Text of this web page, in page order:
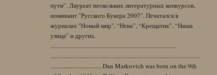
пути”. Лауреат нескольких литературных конкурсов,
номинант "Русского Букера 2007". Печатался в
журналах "Новый мир", “Нева”, “Крещатик”, “Наша
улица” и других.
......................................................................................
.......................................................................................................
................................... Dan Markovich was born on the 9th